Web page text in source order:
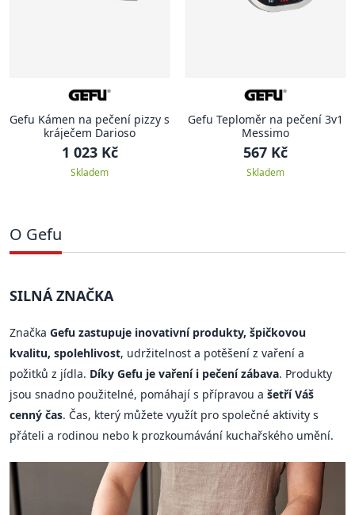
Gefu Kámen na pečení pizzy s
kráječem Darioso
1 023 Kč
Skladem
Gefu Teploměr na pečení 3v1
Messimo
567 Kč
Skladem
O Gefu
SILNÁ ZNAČKA
Značka Gefu zastupuje inovativní produkty, špičkovou
kvalitu, spolehlivost, udržitelnost a potěšení z vaření a
požitků z jídla. Díky Gefu je vaření i pečení zábava. Produkty
jsou snadno použitelné, pomáhají s přípravou a šetří Váš
cenný čas. Čas, který můžete využít pro společné aktivity s
přáteli a rodinou nebo k prozkoumávání kuchařského umění.